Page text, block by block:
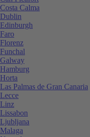
Costa Calma
Dublin
Edinburgh
Faro
Florenz
Funchal
Galway
Hamburg
Horta
Las Palmas de Gran Canaria
Lecce
Linz
Lissabon
Ljubljana
Malaga